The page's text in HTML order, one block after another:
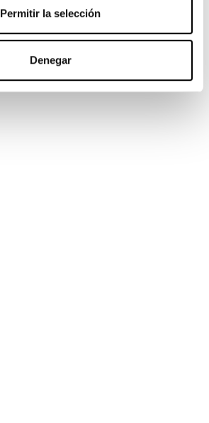
Permitir la selección
Denegar